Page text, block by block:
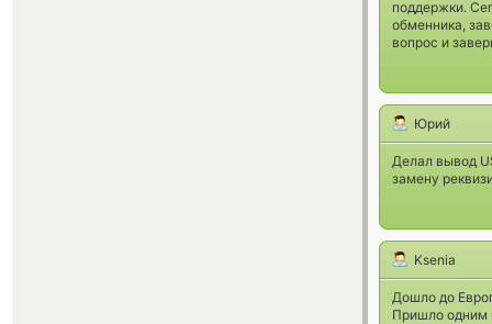
поддержки.
обменника,
вопрос и
Юрий
Делал вывод
замену
Ksenia
Дошло до
Пришло одним